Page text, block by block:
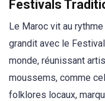
Festivals
Le Maroc vit au
grandit avec le
monde, réunissant
moussems, comme
folklores locaux,